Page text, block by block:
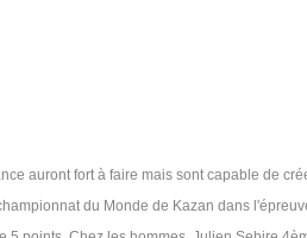
auront fort à faire mais sont capable de
du Monde de Kazan dans